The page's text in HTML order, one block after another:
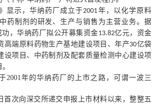
显示， 华纳药厂成立于2001年，以化学原料
药制剂的研发、生产与销售为主营业务。 据
功，华纳药厂 拟公开募集资金13.82亿元， 资金
高端原料药物生产基地建设项目 、年产30亿袋
设项目、中药制剂及配套质量检测中心建设项
2001年的华纳药厂的上市之路，可谓一波三
首次向深交所递交申报上市材料以来，整整五